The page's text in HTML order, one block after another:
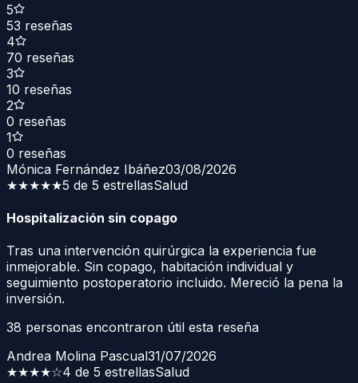
5
53 reseñas
4
70 reseñas
3
10 reseñas
2
0 reseñas
1
0 reseñas
Mónica Fernández Ibáñez03/08/2026
★★★★★5 de 5 estrellasSalud
Hospitalización sin copago
Tras una intervención quirúrgica la experiencia fue
inmejorable. Sin copago, habitación individual y
seguimiento postoperatorio incluido. Mereció la pena la
inversión.
38 personas encontraron útil esta reseña
Andrea Molina Pascual31/07/2026
★★★★☆4 de 5 estrellasSalud